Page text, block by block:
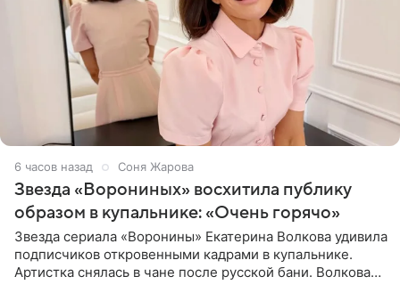
6 часов назад Соня Жарова
Звезда «Ворониных» восхитила публику
образом в купальнике: «Очень горячо»
Звезда сериала «Воронины» Екатерина Волкова удивила
подписчиков откровенными кадрами в купальнике.
Артистка снялась в чане после русской бани. Волкова